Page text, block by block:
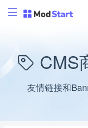
CMS
友情链接和